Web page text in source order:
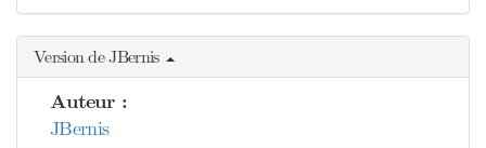
Version de JBernis
Auteur :
JBernis